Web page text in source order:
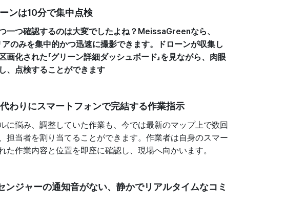
ンは10分で集中点検
一つ確認するのは大変でしたよね？MeissaGreenなら、
のみを集中的かつ迅速に撮影できます。ドローンが収集し
化された「グリーン詳細ダッシュボード」を見ながら、肉眼
、点検することができます
りにスマートフォンで完結する作業指示
に悩み、調整していた作業も、今では最新のマップ上で数回
担当者を割り当てることができます。作業者は自身のスマー
た作業内容と位置を即座に確認し、現場へ向かいます。
ジャーの通知音がない、静かでリアルタイムなコミ